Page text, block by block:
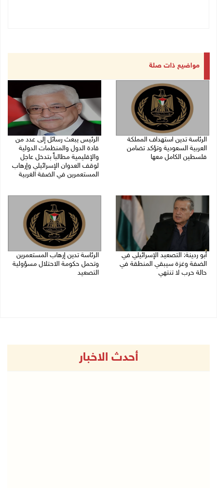
مواضيع ذات صلة
الرئاسة تدين استهداف المملكة
العربية السعودية وتؤكد تضامن
فلسطين الكامل معها
الرئيس يبعث رسائل إلى عدد من
قادة الدول والمنظمات الدولية
والإقليمية مطالباً بتدخل عاجل
لوقف العدوان الإسرائيلي وإرهاب
المستعمرين في الضفة الغربية
أبو ردينة: التصعيد الإسرائيلي في
الضفة وغزة سيبقي المنطقة في
حالة حرب لا تنتهي
الرئاسة تدين إرهاب المستعمرين
وتحمل حكومة الاحتلال مسؤولية
التصعيد
أحدث الاخبار